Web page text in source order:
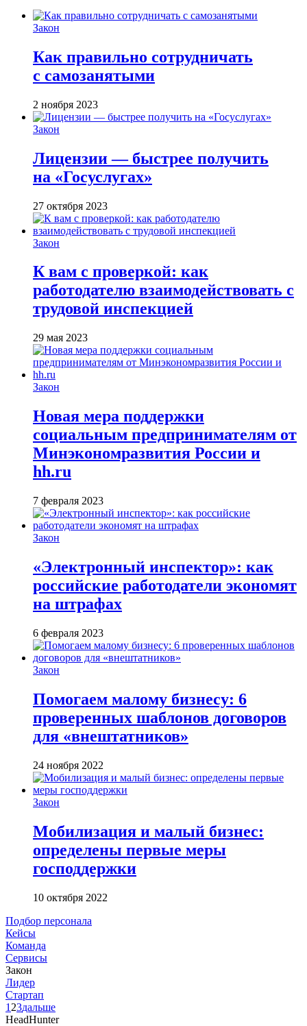
Закон
Как правильно сотрудничать
с самозанятыми
2 ноября 2023
Закон
Лицензии — быстрее получить
на «Госуслугах»
27 октября 2023
Закон
К вам с проверкой: как
работодателю взаимодействовать с
трудовой инспекцией
29 мая 2023
Закон
Новая мера поддержки
социальным предпринимателям от
Минэкономразвития России и
hh.ru
7 февраля 2023
Закон
«Электронный инспектор»: как
российские работодатели экономят
на штрафах
6 февраля 2023
Закон
Помогаем малому бизнесу: 6
проверенных шаблонов договоров
для «внештатников»
24 ноября 2022
Закон
Мобилизация и малый бизнес:
определены первые меры
господдержки
10 октября 2022
Подбор персонала
Кейсы
Команда
Сервисы
Закон
Лидер
Стартап
1 23дальше
HeadHunter